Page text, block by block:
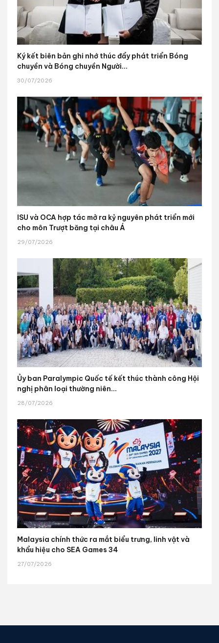
Ký kết biên bản ghi nhớ thúc đẩy phát triển Bóng
chuyền và Bóng chuyền Người...
30/07/2026
ISU và OCA hợp tác mở ra kỷ nguyên phát triển mới
cho môn Trượt băng tại châu Á
29/07/2026
Ủy ban Paralympic Quốc tế kết thúc thành công Hội
nghị phân loại thường niên...
28/07/2026
Malaysia chính thức ra mắt biểu trưng, linh vật và
khẩu hiệu cho SEA Games 34
27/07/2026